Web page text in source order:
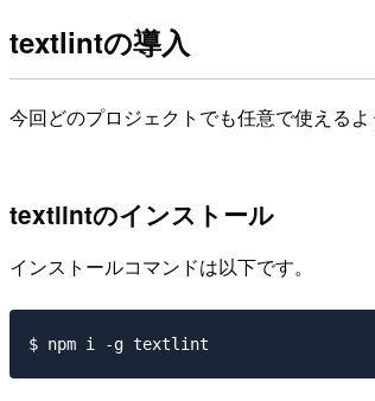
textlintの導入
今回どのプロジェクトでも任意で使える
textlintのインストール
インストールコマンドは以下です。